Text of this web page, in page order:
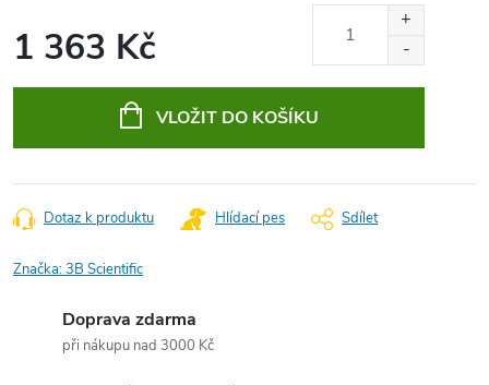
1 363 Kč
VLOŽIT DO KOŠÍKU
Dotaz k produktu Hlídací pes Sdílet
Značka:3B Scientific
Doprava zdarma
při nákupu nad 3000 Kč